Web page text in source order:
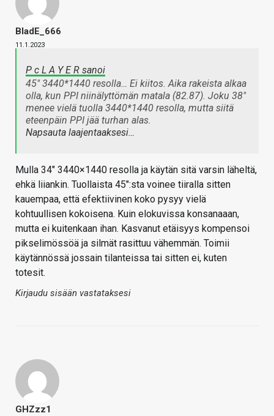
BladE_666
11.1.2023
P c L A Y E R sanoi
45" 3440*1440 resolla… Ei kiitos. Aika rakeista alkaa
olla, kun PPI niinälyttömän matala (82.87). Joku 38"
menee vielä tuolla 3440*1440 resolla, mutta siitä
eteenpäin PPI jää turhan alas.
Napsauta laajentaaksesi…
Mulla 34" 3440×1440 resolla ja käytän sitä varsin läheltä,
ehkä liiankin. Tuollaista 45":sta voinee tiiralla sitten
kauempaa, että efektiivinen koko pysyy vielä
kohtuullisen kokoisena. Kuin elokuvissa konsanaaan,
mutta ei kuitenkaan ihan. Kasvanut etäisyys kompensoi
pikselimössöä ja silmät rasittuu vähemmän. Toimii
käytännössä jossain tilanteissa tai sitten ei, kuten
totesit.
Kirjaudu sisään vastataksesi
GHZzz1